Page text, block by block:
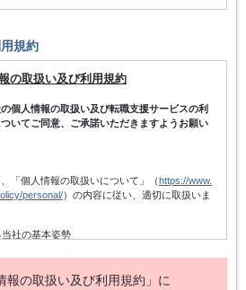
規約
の取扱い及び利用規約
個人情報の取扱い及び転職支援サービスの利
いてご同意、ご承諾いただきますようお願い
「個人情報の取扱いについて」（ https://www.
personal/）の内容に従い、適切に取扱いま
社の基本姿勢
得にあたっては、適法かつ公正な手段によって
報の取扱い及び利用規約」に